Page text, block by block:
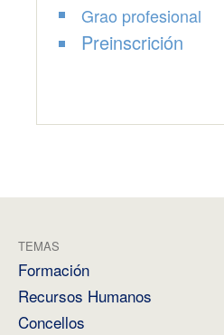
Grao profesional
Preinscrición
TEMAS
Formación
Recursos Humanos
Concellos